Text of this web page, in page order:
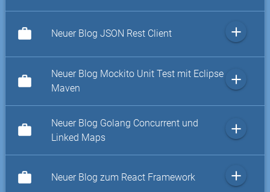
work Neuer Blog JSON Rest Client add
work
Neuer Blog Mockito Unit Test mit Eclipse
Maven
add
work
Neuer Blog Golang Concurrent und
Linked Maps
add
work Neuer Blog zum React Framework add